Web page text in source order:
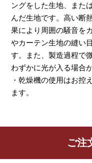
ングをした生地、また
んだ生地です。高い断
果により周囲の騒音を
やカーテン生地の縫い
す。また、製造過程で
わずかに光が入る場合
・乾燥機の使用はお控
ます。
レビューを書く
ご注